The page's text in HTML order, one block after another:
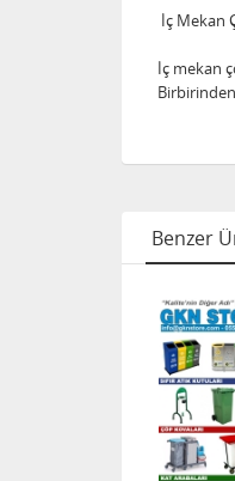
İç Mekan
İç mekan
Birbirinden
Benzer